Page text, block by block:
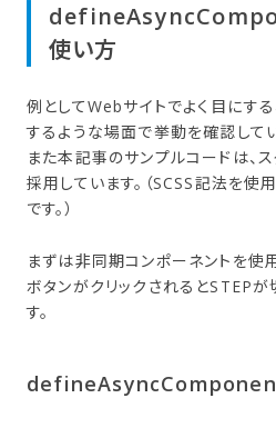
使い方
例としてWebサイトでよく目にす
するような場面で挙動を確認してい
また本記事のサンプルコードは、
採用しています。（SCSS記法を
です。）
まずは非同期コンポーネントを使
ボタンがクリックされるとSTEP
す。